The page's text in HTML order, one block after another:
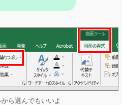
ら選んでもいいよ